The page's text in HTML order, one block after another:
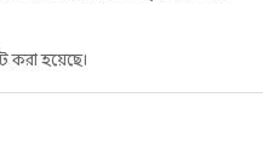
হয়েছে।